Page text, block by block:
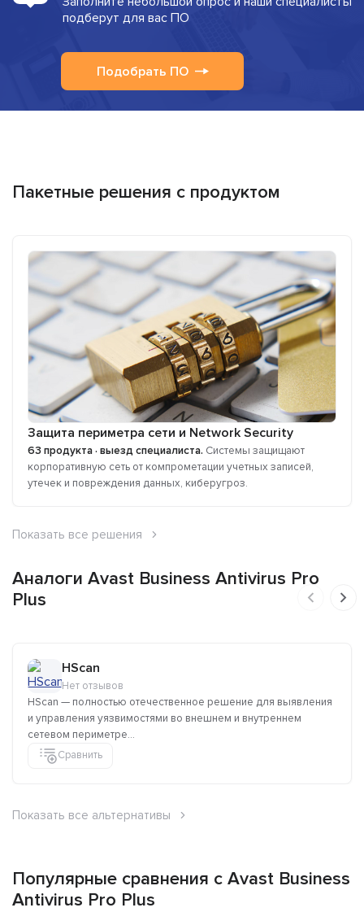
подберут для вас ПО
Подобрать ПО
Пакетные решения с продуктом
Защита периметра сети и Network Security
63 продукта · выезд специалиста. Cистемы защищают
корпоративную сеть от компрометации учетных записей,
утечек и повреждения данных, киберугроз.
Показать все решения
Аналоги Avast Business Antivirus Pro
Plus
HScan
Нет отзывов
HScan — полностью отечественное решение для выявления
и управления уязвимостями во внешнем и внутреннем
сетевом периметре...
Сравнить
Показать все альтернативы
Популярные сравнения с Avast Business
Antivirus Pro Plus